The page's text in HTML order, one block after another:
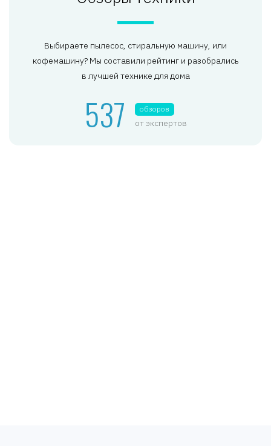
Выбираете пылесос, стиральную машину, или
кофемашину? Мы составили рейтинг и разобрались
в лучшей технике для дома
537 обзоров
от экспертов